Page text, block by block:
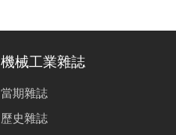
機械工業雜誌
當期雜誌
歷史雜誌